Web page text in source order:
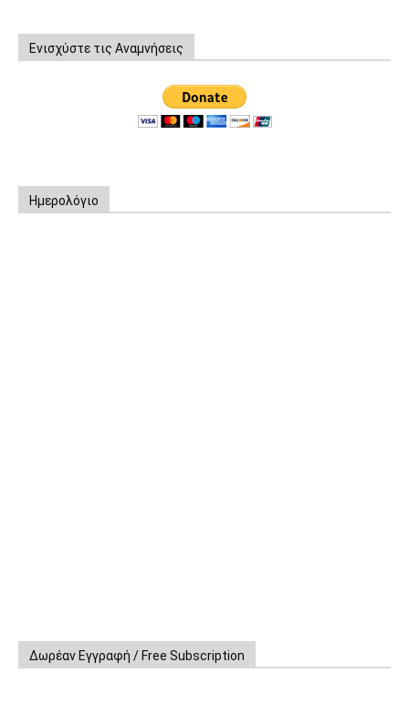
Ενισχύστε τις Αναμνήσεις
Ημερολόγιο
Δωρέαν Εγγραφή / Free Subscription